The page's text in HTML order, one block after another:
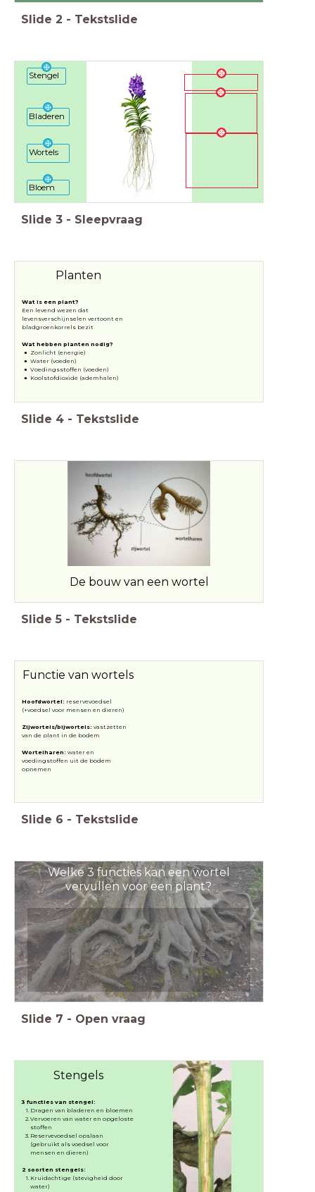
Slide 2 - Tekstslide
Bloem
Bladeren
Stengel
Wortels
Slide 3 - Sleepvraag
Planten
Wat is een plant?
Een levend wezen dat
levensverschijnselen vertoont en
bladgroenkorrels bezit
Wat hebben planten nodig?
Zonlicht (energie)
Water (voeden)
Voedingsstoffen (voeden)
Koolstofdioxide (ademhalen)
Slide 4 - Tekstslide
De bouw van een wortel
Slide 5 - Tekstslide
Functie van wortels
Hoofdwortel: reservevoedsel
(+voedsel voor mensen en dieren)
Zijwortels/bijwortels:vastzetten
van de plant in de bodem
Wortelharen:water en
voedingstoffen uit de bodem
opnemen
Slide 6 - Tekstslide
Welke 3 functies kan een wortel
vervullen voor een plant?
Slide 7 - Open vraag
Stengels
3 functies van stengel:
Dragen van bladeren en bloemen
Vervoeren van water en opgeloste
stoffen
Reservevoedsel opslaan
(gebruikt als voedsel voor
mensen en dieren)
2 soorten stengels:
Kruidachtige (stevigheid door
water)